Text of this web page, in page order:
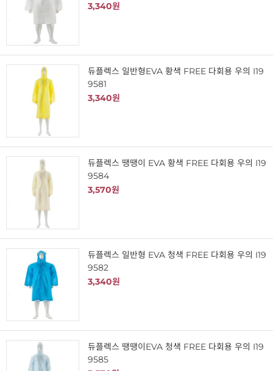
3,340원
듀플렉스 일반형EVA 황색 FREE 다회용 우의 I19
9581
3,340원
듀플렉스 땡땡이 EVA 황색 FREE 다회용 우의 I19
9584
3,570원
듀플렉스 일반형 EVA 청색 FREE 다회용 우의 I19
9582
3,340원
듀플렉스 땡땡이EVA 청색 FREE 다회용 우의 I19
9585